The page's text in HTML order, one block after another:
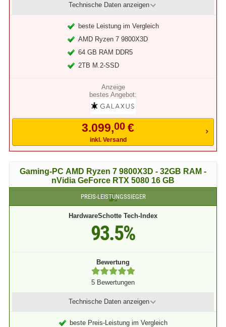
Technische Daten anzeigen
beste Leistung im Vergleich
AMD Ryzen 7 9800X3D
64 GB RAM DDR5
2TB M.2-SSD
bestes Angebot:
3.099,00 €
inkl. Versand
Gaming-PC AMD Ryzen 7 9800X3D - 32GB RAM -
nVidia GeForce RTX 5080 16 GB
PREIS-LEISTUNGSSIEGER
HardwareSchotte Tech-Index
93.5%
Bewertung
5 Bewertungen
Technische Daten anzeigen
beste Preis-Leistung im Vergleich